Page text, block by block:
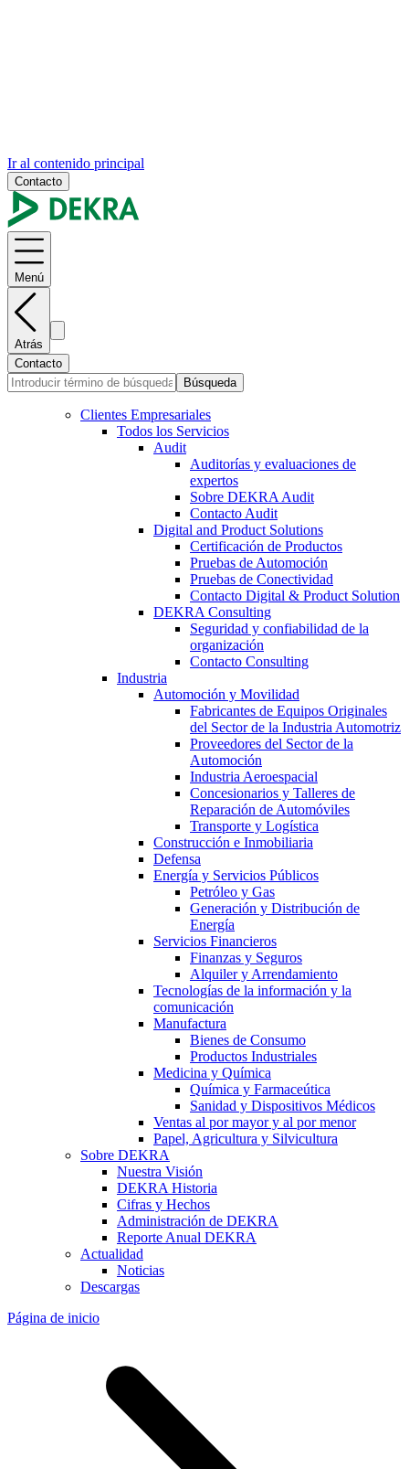
Ir al contenido principal
Contacto
Menú
Atrás
Contacto
Búsqueda
Clientes Empresariales
Todos los Servicios
Audit
Auditorías y evaluaciones de
expertos
Sobre DEKRA Audit
Contacto Audit
Digital and Product Solutions
Certificación de Productos
Pruebas de Automoción
Pruebas de Conectividad
Contacto Digital & Product Solution
DEKRA Consulting
Seguridad y confiabilidad de la
organización
Contacto Consulting
Industria
Automoción y Movilidad
Fabricantes de Equipos Originales
del Sector de la Industria Automotriz
Proveedores del Sector de la
Automoción
Industria Aeroespacial
Concesionarios y Talleres de
Reparación de Automóviles
Transporte y Logística
Construcción e Inmobiliaria
Defensa
Energía y Servicios Públicos
Petróleo y Gas
Generación y Distribución de
Energía
Servicios Financieros
Finanzas y Seguros
Alquiler y Arrendamiento
Tecnologías de la información y la
comunicación
Manufactura
Bienes de Consumo
Productos Industriales
Medicina y Química
Química y Farmaceútica
Sanidad y Dispositivos Médicos
Ventas al por mayor y al por menor
Papel, Agricultura y Silvicultura
Sobre DEKRA
Nuestra Visión
DEKRA Historia
Cifras y Hechos
Administración de DEKRA
Reporte Anual DEKRA
Actualidad
Noticias
Descargas
Página de inicio